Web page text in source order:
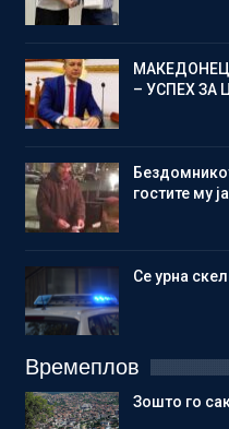
– УСПЕХ ЗА
гостите му
Се урна
Времеплов
Зошто го